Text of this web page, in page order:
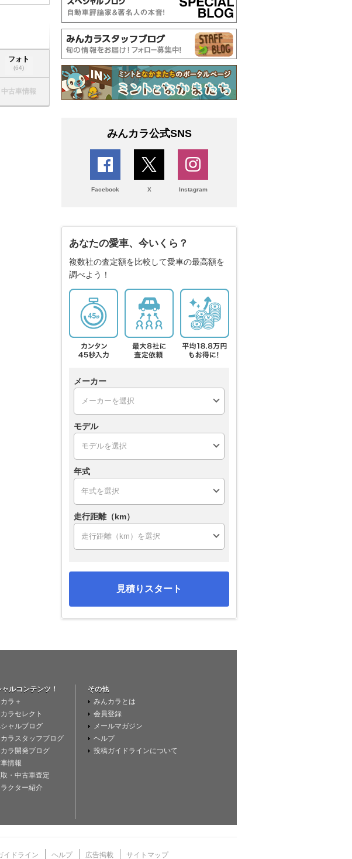
フォト
(64)
中古車情報
みんカラ公式SNS
Facebook X Instagram
あなたの愛車、今いくら？
複数社の査定額を比較して愛車の最高額を
調べよう！
メーカー
モデル
年式
走行距離（km）
見積りスタート
ルコンテンツ！
ラ＋
ラセレクト
ャルブログ
ラスタッフブログ
ラ開発ブログ
情報
・中古車査定
クター紹介
その他
みんカラとは
会員登録
メールマガジン
ヘルプ
投稿ガイドラインについて
イドライン ヘルプ 広告掲載 サイトマップ